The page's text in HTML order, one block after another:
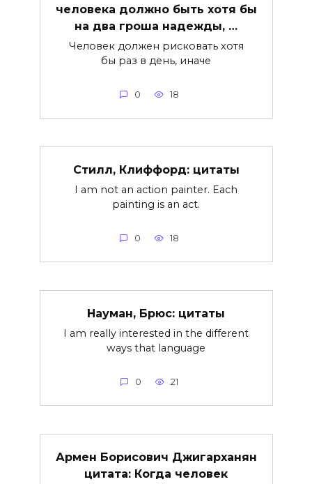
человека должно быть хотя бы
на два гроша надежды, …
Человек должен рисковать хотя
бы раз в день, иначе
0 18
Стилл, Клиффорд: цитаты
I am not an action painter. Each
painting is an act.
0 18
Науман, Брюс: цитаты
I am really interested in the different
ways that language
0 21
Армен Борисович Джигарханян
цитата: Когда человек